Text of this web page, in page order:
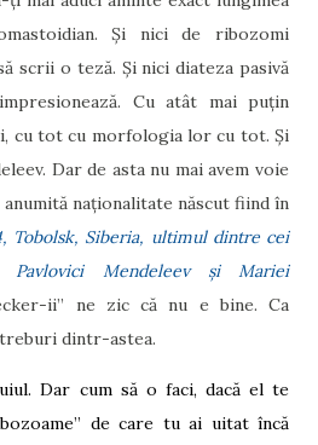
Și nici de ribozomi
scrii o teză. Și nici diateza pasivă
Cu atât mai puțin
cu tot cu morfologia lor cu tot. Și
Dar de asta nu mai avem voie
naționalitate născut fiind în
Tobolsk, Siberia, ultimul dintre cei
Mendeleev și Mariei
ii” ne zic că nu e bine. Ca
treburi dintr-astea.
Dar cum să o faci, dacă el te
de care tu ai uitat încă